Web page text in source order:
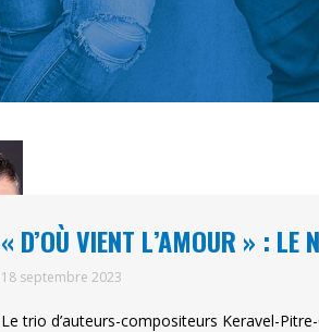
« D’OÙ VIENT L’AMOUR » : LE
18 septembre 2023
Le trio d’auteurs-compositeurs Keravel-